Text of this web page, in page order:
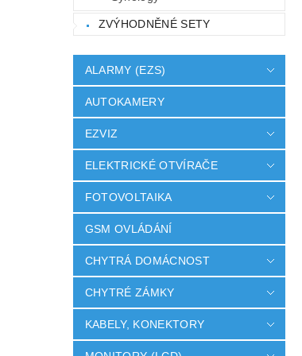
ZVÝHODNĚNÉ SETY
ALARMY (EZS)
AUTOKAMERY
EZVIZ
ELEKTRICKÉ OTVÍRAČE
FOTOVOLTAIKA
GSM OVLÁDÁNÍ
CHYTRÁ DOMÁCNOST
CHYTRÉ ZÁMKY
KABELY, KONEKTORY